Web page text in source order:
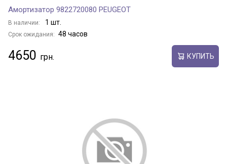
Амортизатор 9822720080 PEUGEOT
В наличии: 1 шт.
Срок ожидания: 48 часов
4650 КУПИТЬ